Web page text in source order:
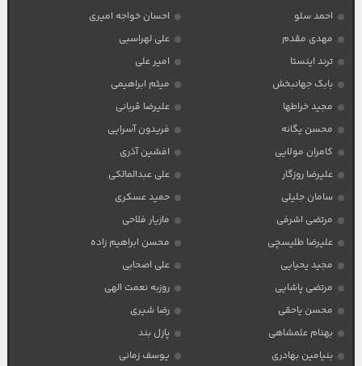
احمد سلو
احسان خواجه امیری
مهدی مقدم
علی لهراسبی
ترند اینستا
امیر علی
بابک جهانبخش
میثم ابراهیمی
مجید خراطها
علیرضا قربانی
محسن یگانه
فریدون آسرایی
کامران مولایی
افشین آذری
علیرضا روزگار
علی عبدالمالکی
سامان جلیلی
حمید عسکری
مرتضی اشرفی
مازیار فلاحی
علیرضا طلیسچی
محسن ابراهیم زاده
مجید یحیایی
علی اصحابی
مرتضی پاشایی
روزبه نعمت الهی
محسن یاحقی
رضا شیری
بهنام علمشاهی
پازل بند
بنیامین بهادری
یوسف زمانی